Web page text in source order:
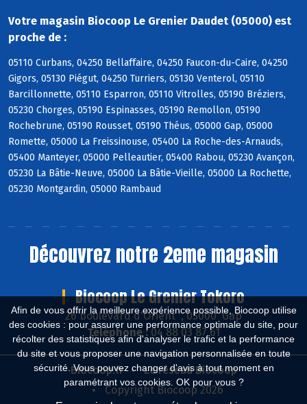
Afin de vous offrir la meilleure expérience possible, Biocoop utilise
des cookies : pour assurer une performance optimale du site, pour
récolter des statistiques afin d'analyser le trafic et la performance
du site et vous proposer une navigation personnalisée en toute
sécurité. Vous pouvez changer d'avis à tout moment en
paramétrant vos cookies. OK pour vous ?
Votre magasin Biocoop Le Grenier Daudet (05000) est
proche de :
05110 Curbans, 04250 Bellaffaire, 04250 Faucon-du-Caire, 04250
Gigors, 05130 Piégut, 04250 Turriers, 05130 Venterol, 05110
Barcillonnette, 05110 Esparron, 05110 Vitrolles, 05190 Bréziers,
05230 Chorges, 05190 Espinasses, 05190 Remollon, 05190
Rochebrune, 05190 Rousset, 05190 Théus, 05000 Gap, 05000
Romette, 05000 La Freissinouse, 05400 La Roche-des-Arnauds,
05400 Manteyer, 05000 Pelleautier, 05400 Rabou, 05230 Avançon,
05230 La Bâtie-Neuve, 05000 La Bâtie-Vieille, 05000 La Rochette,
05230 Montgardin, 05000 Rambaud
Découvrez notre 2eme magasin
Biocoop Le Grenier Tokoro
26 boulevard d'Orient , 05000 Gap
Téléphone :04 88 03 87 61
Biocoop.fr
Le réseau Biocoop
Copyright Biocoop 2026